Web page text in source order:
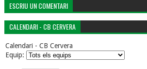
ESCRIU UN COMENTARI
CALENDARI - CB CERVERA
Calendari - CB Cervera
Equip: